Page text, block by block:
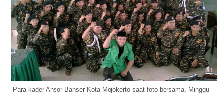
Para kader Ansor Banser Kota Mojokerto saat foto bersama, Minggu